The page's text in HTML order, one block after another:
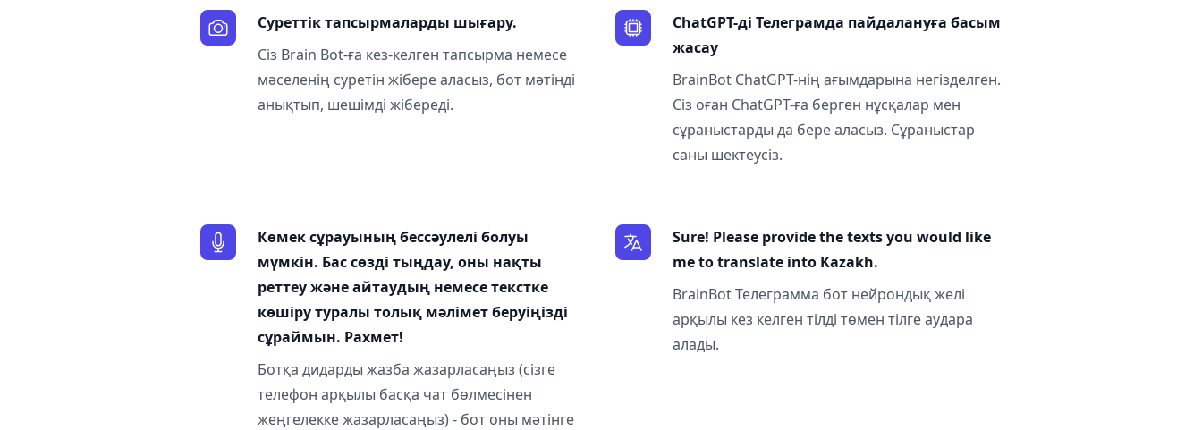
Суреттік тапсырмаларды шығару.
Сіз Brain Bot-ға кез-келген тапсырма немесе
мәселенің суретін жібере аласыз, бот мәтінді
анықтып, шешімді жібереді.
ChatGPT-ді Телеграмда пайдалануға басым
жасау
BrainBot ChatGPT-нің ағымдарына негізделген.
Сіз оған ChatGPT-ға берген нұсқалар мен
сұраныстарды да бере аласыз. Сұраныстар
саны шектеусіз.
Көмек сұрауының бессәулелі болуы
мүмкін. Бас сөзді тыңдау, оны нақты
реттеу және айтаудың немесе текстке
көшіру туралы толық мәлімет беруіңізді
сұраймын. Рахмет!
Ботқа дидарды жазба жазарласаңыз (сізге
телефон арқылы басқа чат бөлмесінен
жеңгелекке жазарласаңыз) - бот оны мәтінге
Sure! Please provide the texts you would like
me to translate into Kazakh.
BrainBot Телеграмма бот нейрондық желі
арқылы кез келген тілді төмен тілге аудара
алады.